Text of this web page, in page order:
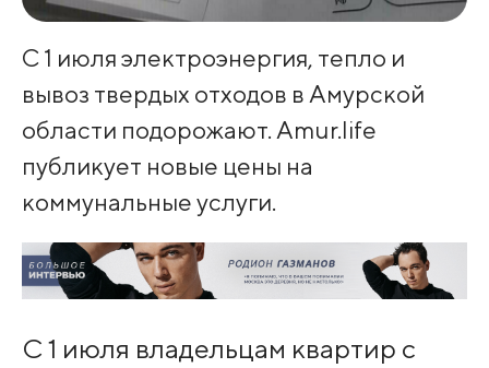
С 1 июля электроэнергия, тепло и
вывоз твердых отходов в Амурской
области подорожают. Amur.life
публикует новые цены на
коммунальные услуги.
С 1 июля владельцам квартир с